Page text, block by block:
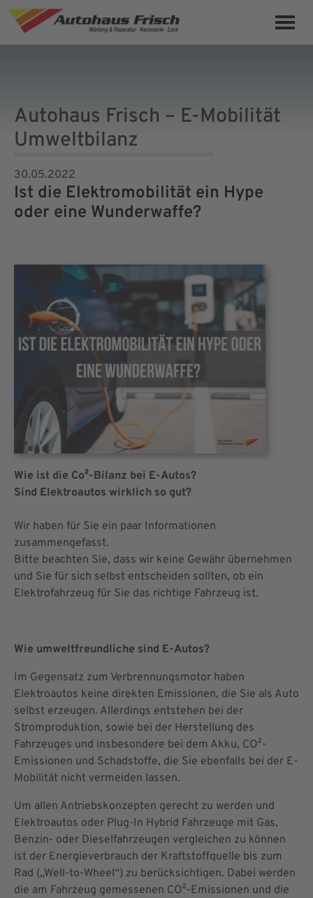
Autohaus Frisch – E-Mobilität
Umweltbilanz
30.05.2022
Ist die Elektromobilität ein Hype
oder eine Wunderwaffe?
Wie ist die Co²-Bilanz bei E-Autos?
Sind Elektroautos wirklich so gut?
Wir haben für Sie ein paar Informationen
zusammengefasst.
Bitte beachten Sie, dass wir keine Gewähr übernehmen
und Sie für sich selbst entscheiden sollten, ob ein
Elektrofahrzeug für Sie das richtige Fahrzeug ist.
Wie umweltfreundliche sind E-Autos?
Im Gegensatz zum Verbrennungsmotor haben
Elektroautos keine direkten Emissionen, die Sie als Auto
selbst erzeugen. Allerdings entstehen bei der
Stromproduktion, sowie bei der Herstellung des
Fahrzeuges und insbesondere bei dem Akku, CO²-
Emissionen und Schadstoffe, die Sie ebenfalls bei der E-
Mobilität nicht vermeiden lassen.
Um allen Antriebskonzepten gerecht zu werden und
Elektroautos oder Plug-In Hybrid Fahrzeuge mit Gas,
Benzin- oder Dieselfahrzeugen vergleichen zu können
ist der Energieverbrauch der Kraftstoffquelle bis zum
Rad („Well-to-Wheel“) zu berücksichtigen. Dabei werden
die am Fahrzeug gemessenen CO²-Emissionen und die